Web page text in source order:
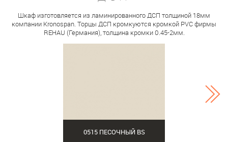
Шкаф изготовляется из ламинированного ДСП толщиной 18мм
компании Kronospan. Торцы ДСП кромкуются кромкой PVC фирмы
REHAU (Германия), толщина кромки 0.45-2мм.
0515 ПЕСОЧНЫЙ BS